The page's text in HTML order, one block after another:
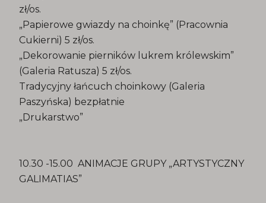
zł/os.
„Papierowe gwiazdy na choinkę” (Pracownia
Cukierni) 5 zł/os.
„Dekorowanie pierników lukrem królewskim”
(Galeria Ratusza) 5 zł/os.
Tradycyjny łańcuch choinkowy (Galeria
Paszyńska) bezpłatnie
„Drukarstwo”
10.30 -15.00 ANIMACJE GRUPY „ARTYSTYCZNY
GALIMATIAS”